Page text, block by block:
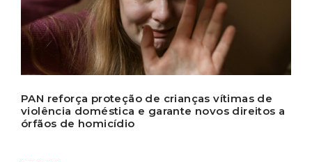
PAN reforça proteção de crianças vítimas de
violência doméstica e garante novos direitos a
órfãos de homicídio